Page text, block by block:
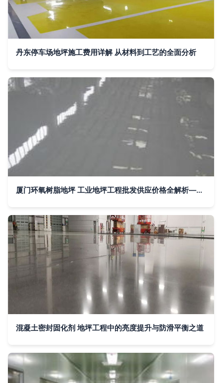
丹东停车场地坪施工费用详解 从材料到工艺的全面分析
厦门环氧树脂地坪 工业地坪工程批发供应价格全解析——谷瀑环保地坪工程优选
混凝土密封固化剂 地坪工程中的亮度提升与防滑平衡之道